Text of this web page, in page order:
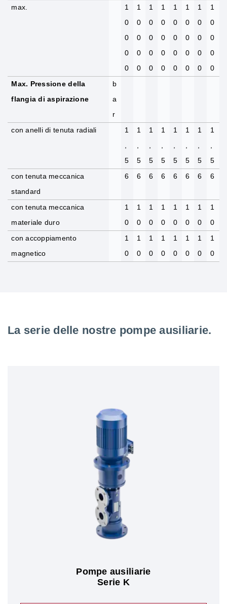
max.
1
0
0
0
0
1
0
0
0
0
1
0
0
0
0
1
0
0
0
0
1
0
0
0
0
1
0
0
0
0
1
0
0
0
0
1
0
0
0
0
Max. Pressione della
flangia di aspirazione
b
a
r
con anelli di tenuta radiali
1
,
5
1
,
5
1
,
5
1
,
5
1
,
5
1
,
5
1
,
5
1
,
5
con tenuta meccanica
standard
6 6 6 6 6 6 6 6
con tenuta meccanica
materiale duro
1
0
1
0
1
0
1
0
1
0
1
0
1
0
1
0
con accoppiamento
magnetico
1
0
1
0
1
0
1
0
1
0
1
0
1
0
1
0
La serie delle nostre pompe ausiliarie.
Pompe ausiliarie
Serie K